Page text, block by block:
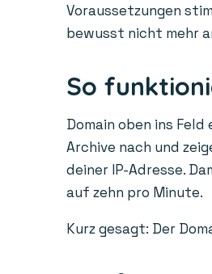
Voraussetzungen
bewusst nicht mehr
So
Domain oben ins
Archive nach und
deiner IP-Adresse.
auf zehn pro Minute.
Kurz gesagt: Der